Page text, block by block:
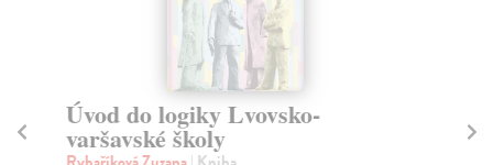
Úvod do logiky Lvovsko-
varšavské školy